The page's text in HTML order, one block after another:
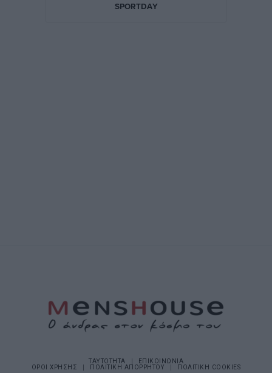
ΤΑΥΤΟΤΗΤΑ
ΕΠΙΚΟΙΝΩΝΙΑ
ΟΡΟΙ ΧΡΗΣΗΣ
ΠΟΛΙΤΙΚΗ ΑΠΟΡΡΗΤΟΥ ΠΟΛΙΤΙΚΗ COOKIES